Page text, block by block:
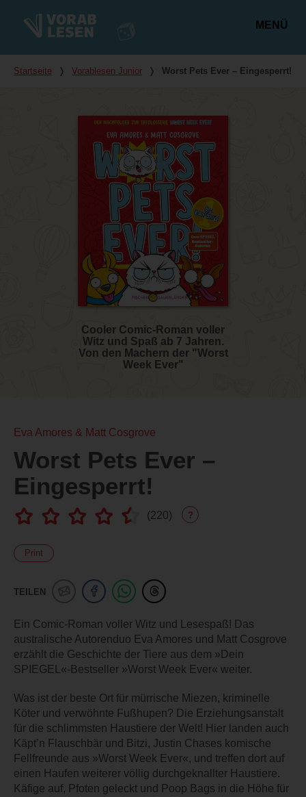
MENÜ
Du bist hier
Startseite ❭ Vorablesen Junior ❭ Worst Pets Ever – Eingesperrt!
Cooler Comic-Roman voller
Witz und Spaß ab 7 Jahren.
Von den Machern der "Worst
Week Ever"
Eva Amores & Matt Cosgrove
Worst Pets Ever –
Eingesperrt!
(220) ?
Print
TEILEN
Ein Comic-Roman voller Witz und Lesespaß! Das
australische Autorenduo Eva Amores und Matt Cosgrove
erzählt die Geschichte der Tiere aus dem »Dein
SPIEGEL«-Bestseller »Worst Week Ever« weiter.
Was ist der beste Ort für mürrische Miezen, kriminelle
Köter und verwöhnte Fußhupen? Die Erziehungsanstalt
für die schlimmsten Haustiere der Welt! Hier landen auch
Käpt’n Flauschbär und Bitzi, Justin Chases komische
Fellfreunde aus »Worst Week Ever«, und treffen dort auf
einen Haufen weiterer völlig durchgeknallter Haustiere.
Käfige auf, Pfoten geleckt und Poop Bags in die Höhe für